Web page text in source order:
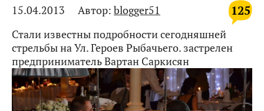
125
15.04.2013 Автор: blogger51
Стали известны подробности сегодняшней
стрельбы на Ул. Героев Рыбачьего. застрелен
предприниматель Вартан Саркисян